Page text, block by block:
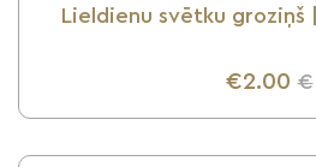
Lieldienu svētku groziņš
€2.00 €
UZZINI VAIRĀK